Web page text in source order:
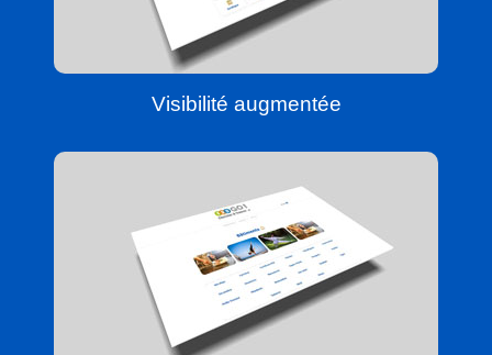
Visibilité augmentée